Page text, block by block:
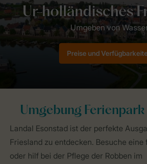
Preise und
Umgebung
Landal Esonstad ist der perfekte
Friesland zu entdecken. Besuche
oder hilf bei der Pflege der Robben im